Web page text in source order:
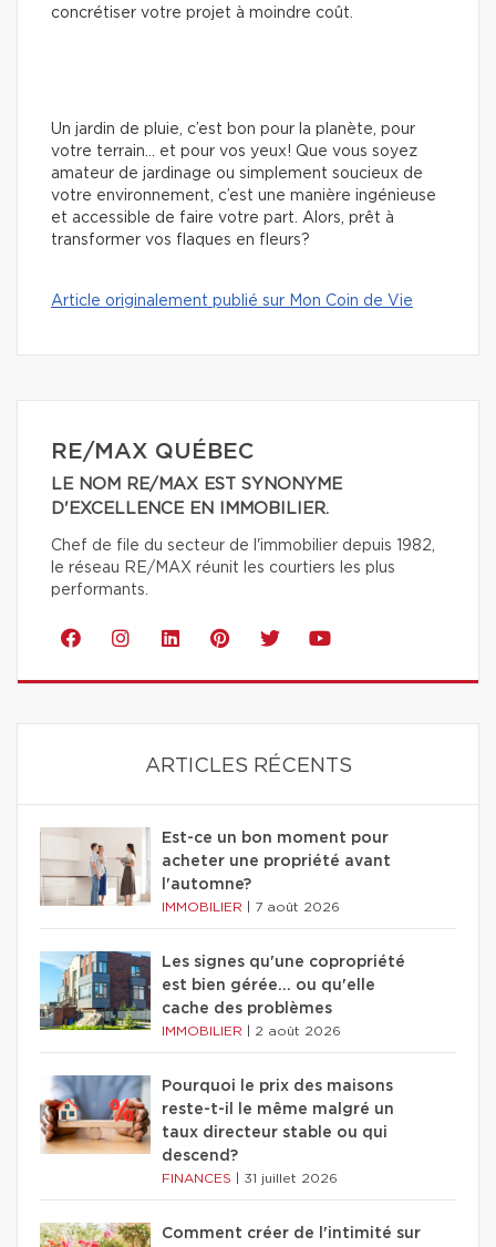
concrétiser votre projet à moindre coût.
Un jardin de pluie, c’est bon pour la planète, pour
votre terrain… et pour vos yeux! Que vous soyez
amateur de jardinage ou simplement soucieux de
votre environnement, c’est une manière ingénieuse
et accessible de faire votre part. Alors, prêt à
transformer vos flaques en fleurs?
Article originalement publié sur Mon Coin de Vie
RE/MAX QUÉBEC
LE NOM RE/MAX EST SYNONYME
D'EXCELLENCE EN IMMOBILIER.
Chef de file du secteur de l'immobilier depuis 1982,
le réseau RE/MAX réunit les courtiers les plus
performants.
ARTICLES RÉCENTS
Est-ce un bon moment pour
acheter une propriété avant
l'automne?
IMMOBILIER 7 août 2026
Les signes qu'une copropriété
est bien gérée… ou qu'elle
cache des problèmes
IMMOBILIER 2 août 2026
Pourquoi le prix des maisons
reste-t-il le même malgré un
taux directeur stable ou qui
descend?
FINANCES 31 juillet 2026
Comment créer de l'intimité sur